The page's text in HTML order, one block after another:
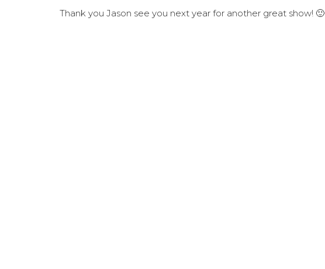
Thank you Jason see you next year for another great show! 🙂